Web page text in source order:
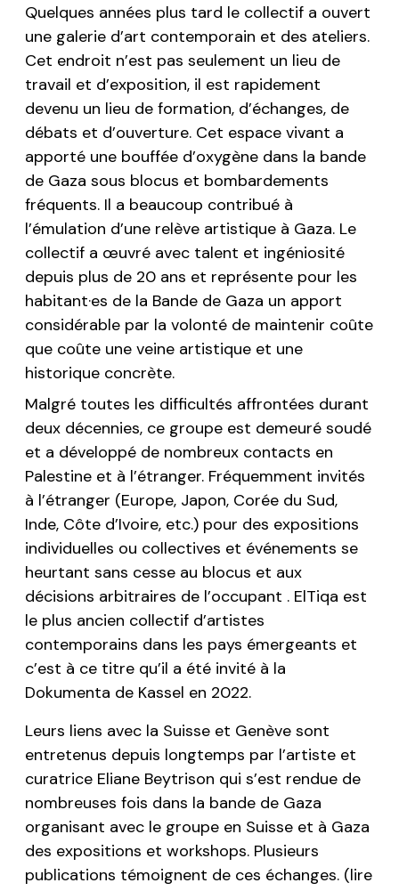
Quelques années plus tard le collectif a ouvert
une galerie d’art contemporain et des ateliers.
Cet endroit n’est pas seulement un lieu de
travail et d’exposition, il est rapidement
devenu un lieu de formation, d’échanges, de
débats et d’ouverture. Cet espace vivant a
apporté une bouffée d’oxygène dans la bande
de Gaza sous blocus et bombardements
fréquents. Il a beaucoup contribué à
l’émulation d’une relève artistique à Gaza. Le
collectif a œuvré avec talent et ingéniosité
depuis plus de 20 ans et représente pour les
habitant·es de la Bande de Gaza un apport
considérable par la volonté de maintenir coûte
que coûte une veine artistique et une
historique concrète.
Malgré toutes les difficultés affrontées durant
deux décennies, ce groupe est demeuré soudé
et a développé de nombreux contacts en
Palestine et à l’étranger. Fréquemment invités
à l’étranger (Europe, Japon, Corée du Sud,
Inde, Côte d’Ivoire, etc.) pour des expositions
individuelles ou collectives et événements se
heurtant sans cesse au blocus et aux
décisions arbitraires de l’occupant . ElTiqa est
le plus ancien collectif d’artistes
contemporains dans les pays émergeants et
c’est à ce titre qu’il a été invité à la
Dokumenta de Kassel en 2022.
Leurs liens avec la Suisse et Genève sont
entretenus depuis longtemps par l’artiste et
curatrice Eliane Beytrison qui s’est rendue de
nombreuses fois dans la bande de Gaza
organisant avec le groupe en Suisse et à Gaza
des expositions et workshops. Plusieurs
publications témoignent de ces échanges. (lire